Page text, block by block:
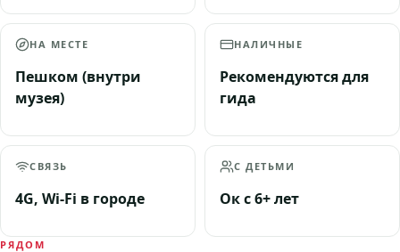
НА МЕСТЕ
Пешком (внутри
музея)
НАЛИЧНЫЕ
Рекомендуются для
гида
СВЯЗЬ
4G, Wi-Fi в городе
С ДЕТЬМИ
Ок с 6+ лет
РЯДОМ